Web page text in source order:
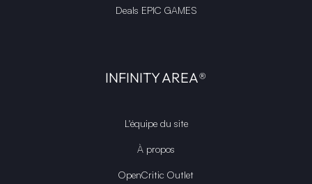
Deals EPIC GAMES
INFINITY AREA®
L'équipe du site
À propos
OpenCritic Outlet